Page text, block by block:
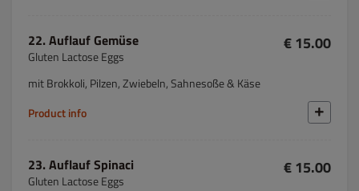
22. Auflauf Gemüse
Gluten Lactose Eggs
€ 15.00
mit Brokkoli, Pilzen, Zwiebeln, Sahnesoße & Käse
Product info
23. Auflauf Spinaci
Gluten Lactose Eggs
€ 15.00